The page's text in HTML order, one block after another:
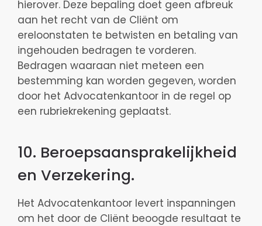
hierover. Deze bepaling doet geen afbreuk
aan het recht van de Cliënt om
ereloonstaten te betwisten en betaling van
ingehouden bedragen te vorderen.
Bedragen waaraan niet meteen een
bestemming kan worden gegeven, worden
door het Advocatenkantoor in de regel op
een rubriekrekening geplaatst.
10. Beroepsaansprakelijkheid
en Verzekering.
Het Advocatenkantoor levert inspanningen
om het door de Cliënt beoogde resultaat te